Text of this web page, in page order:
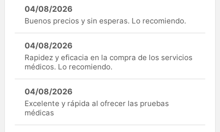
04/08/2026
Buenos precios y sin esperas. Lo recomiendo.
04/08/2026
Rapidez y eficacia en la compra de los servicios
médicos. Lo recomiendo.
04/08/2026
Excelente y rápida al ofrecer las pruebas
médicas